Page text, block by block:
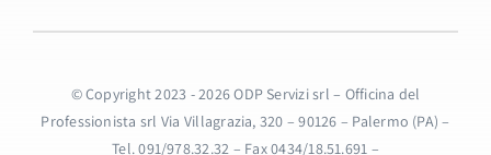
© Copyright 2023 - 2026 ODP Servizi srl – Officina del
Professionista srl Via Villagrazia, 320 – 90126 – Palermo (PA) –
Tel. 091/978.32.32 – Fax 0434/18.51.691 –